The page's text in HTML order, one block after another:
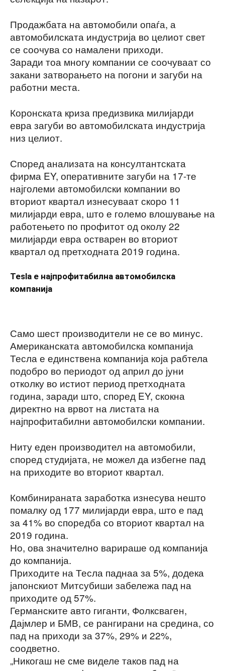
Продажбата на автомобили опаѓа, а
автомобилската индустрија во целиот свет
се соочува со намалени приходи.
Заради тоа многу компании се соочуваат со
закани затворањето на погони и загуби на
работни места.
Коронската криза предизвика милијарди
евра загуби во автомобилската индустрија
низ целиот.
Според анализата на консултантската
фирма EY, оперативните загуби на 17-те
најголеми автомобилски компании во
вториот квартал изнесуваат скоро 11
милијарди евра, што е големо влошување на
работењето по профитот од околу 22
милијарди евра остварен во вториот
квартал од претходната 2019 година.
Tesla е најпрофитабилна автомобилска
компанија
Само шест производители не се во минус.
Американската автомобилска компанија
Тесла е единствена компанија која рабтела
подобро во периодот од април до јуни
отколку во истиот период претходната
година, заради што, според EY, скокна
директно на врвот на листата на
најпрофитабилни автомобилски компании.
Ниту еден производител на автомобили,
според студијата, не можел да избегне пад
на приходите во вториот квартал.
Комбинираната заработка изнесува нешто
помалку од 177 милијарди евра, што е пад
за 41% во споредба со вториот квартал на
2019 година.
Но, ова значително варираше од компанија
до компанија.
Приходите на Тесла паднаа за 5%, додека
јапонскиот Митсубиши забележа пад на
приходите од 57%.
Германските авто гиганти, Фолксваген,
Дајмлер и БМВ, се рангирани на средина, со
пад на приходи за 37%, 29% и 22%,
соодветно.
„Никогаш не сме виделе таков пад на